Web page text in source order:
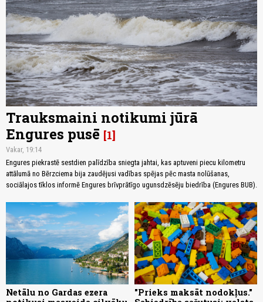
Trauksmaini notikumi jūrā
Engures pusē 1
Vakar, 19:14
Engures piekrastē sestdien palīdzība sniegta jahtai, kas aptuveni piecu kilometru
attālumā no Bērzciema bija zaudējusi vadības spējas pēc masta nolūšanas,
sociālajos tīklos informē Engures brīvprātīgo ugunsdzēsēju biedrība (Engures BUB).
Netālu no Gardas ezera
"Prieks maksāt nodokļus."